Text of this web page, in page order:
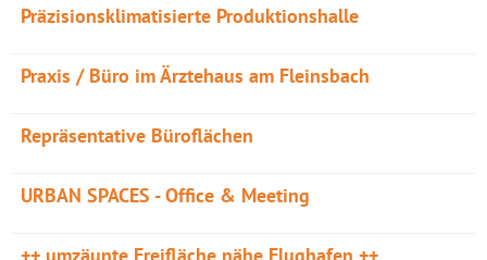
Präzisionsklimatisierte Produktionshalle
Praxis / Büro im Ärztehaus am Fleinsbach
Repräsentative Büroflächen
URBAN SPACES - Office & Meeting